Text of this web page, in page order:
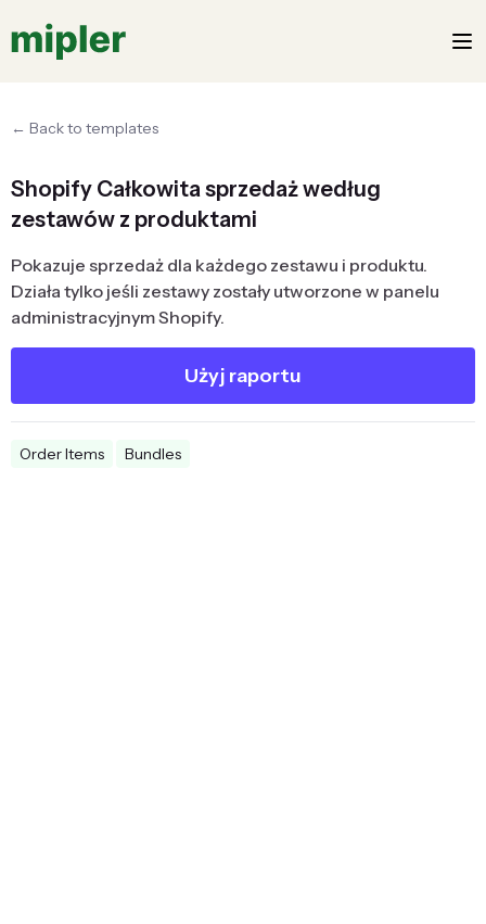
← Back to templates
Shopify Całkowita sprzedaż według
zestawów z produktami
Pokazuje sprzedaż dla każdego zestawu i produktu.
Działa tylko jeśli zestawy zostały utworzone w panelu
administracyjnym Shopify.
Użyj raportu
Order Items Bundles